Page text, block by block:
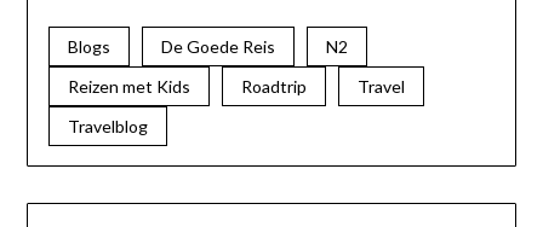
Blogs De Goede Reis
N2
Reizen met Kids
Roadtrip
Travel
Travelblog